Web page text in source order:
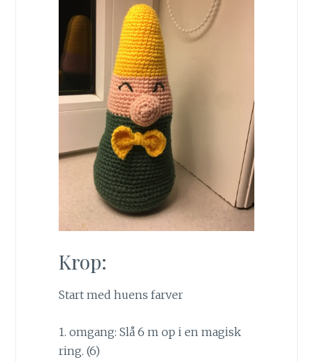
Krop:
Start med huens farver
1. omgang: Slå 6 m op i en magisk
ring. (6)